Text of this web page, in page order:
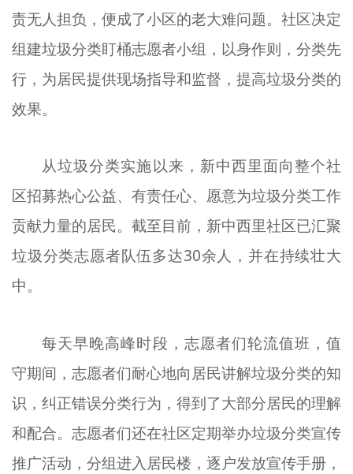
责无人担负，便成了小区的老大难问题。社区决定
组建垃圾分类盯桶志愿者小组，以身作则，分类先
行，为居民提供现场指导和监督，提高垃圾分类的
效果。
从垃圾分类实施以来，新中西里面向整个社
区招募热心公益、有责任心、愿意为垃圾分类工作
贡献力量的居民。截至目前，新中西里社区已汇聚
垃圾分类志愿者队伍多达30余人，并在持续壮大
中。
每天早晚高峰时段，志愿者们轮流值班，值
守期间，志愿者们耐心地向居民讲解垃圾分类的知
识，纠正错误分类行为，得到了大部分居民的理解
和配合。志愿者们还在社区定期举办垃圾分类宣传
推广活动，分组进入居民楼，逐户发放宣传手册，